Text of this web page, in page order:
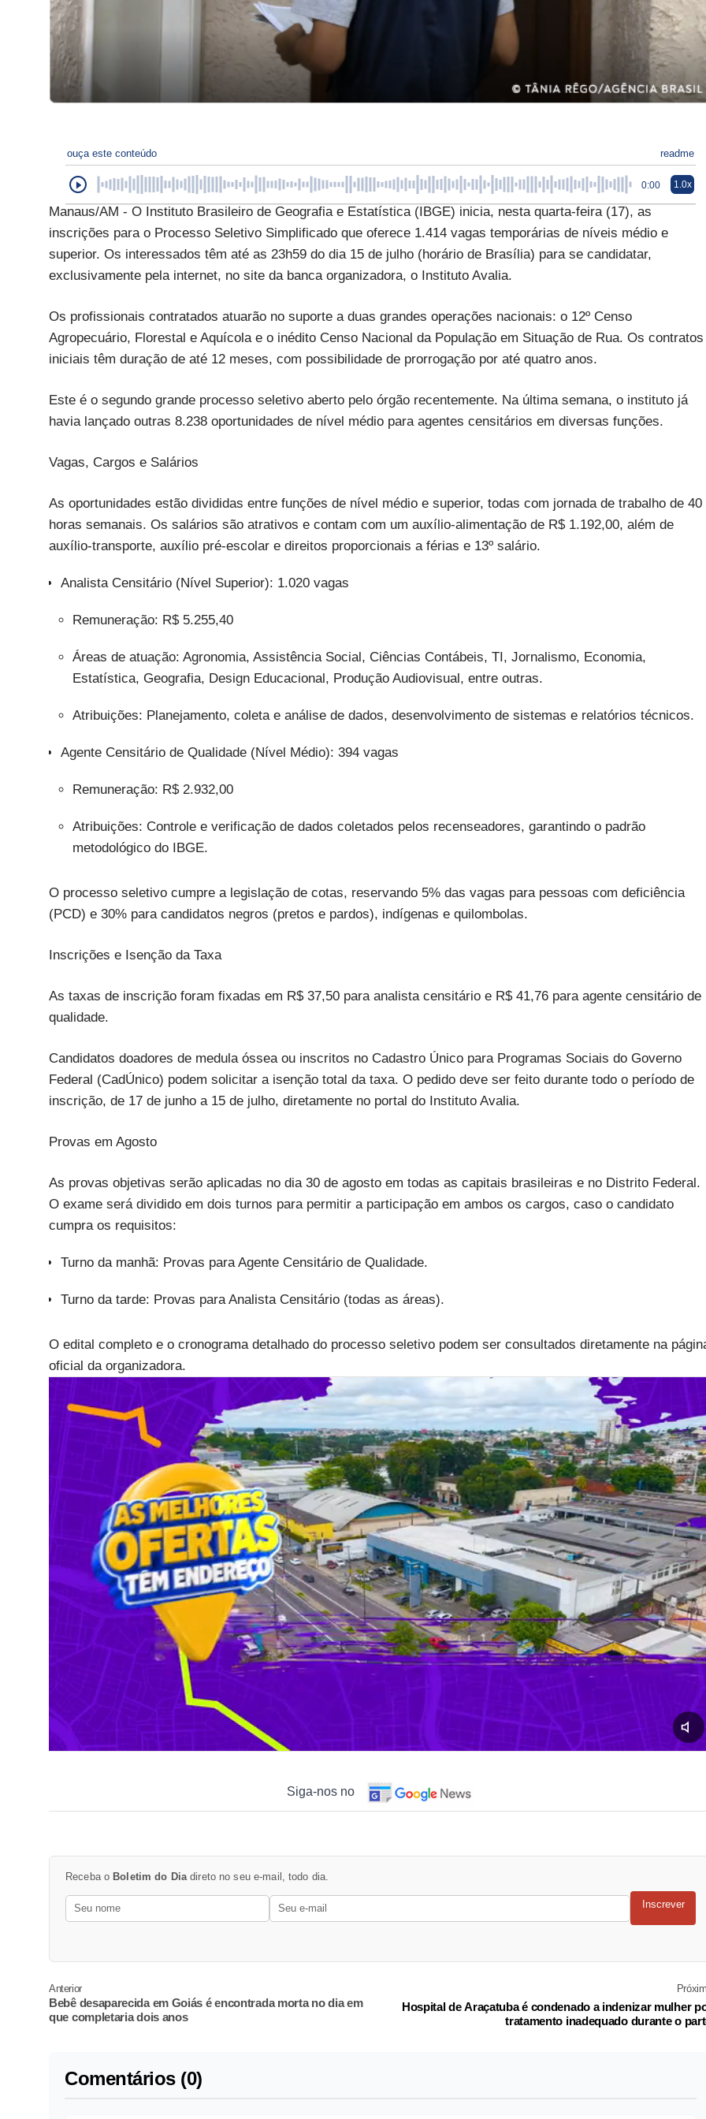
ouça este conteúdo readme
0:00 1.0x
Manaus/AM - O Instituto Brasileiro de Geografia e Estatística (IBGE) inicia, nesta quarta-feira (17), as
inscrições para o Processo Seletivo Simplificado que oferece 1.414 vagas temporárias de níveis médio e
superior. Os interessados têm até as 23h59 do dia 15 de julho (horário de Brasília) para se candidatar,
exclusivamente pela internet, no site da banca organizadora, o Instituto Avalia.
Os profissionais contratados atuarão no suporte a duas grandes operações nacionais: o 12º Censo
Agropecuário, Florestal e Aquícola e o inédito Censo Nacional da População em Situação de Rua. Os contratos
iniciais têm duração de até 12 meses, com possibilidade de prorrogação por até quatro anos.
Este é o segundo grande processo seletivo aberto pelo órgão recentemente. Na última semana, o instituto já
havia lançado outras 8.238 oportunidades de nível médio para agentes censitários em diversas funções.
Vagas, Cargos e Salários
As oportunidades estão divididas entre funções de nível médio e superior, todas com jornada de trabalho de 40
horas semanais. Os salários são atrativos e contam com um auxílio-alimentação de R$ 1.192,00, além de
auxílio-transporte, auxílio pré-escolar e direitos proporcionais a férias e 13º salário.
Analista Censitário (Nível Superior): 1.020 vagas
Remuneração: R$ 5.255,40
Áreas de atuação: Agronomia, Assistência Social, Ciências Contábeis, TI, Jornalismo, Economia,
Estatística, Geografia, Design Educacional, Produção Audiovisual, entre outras.
Atribuições: Planejamento, coleta e análise de dados, desenvolvimento de sistemas e relatórios técnicos.
Agente Censitário de Qualidade (Nível Médio): 394 vagas
Remuneração: R$ 2.932,00
Atribuições: Controle e verificação de dados coletados pelos recenseadores, garantindo o padrão
metodológico do IBGE.
O processo seletivo cumpre a legislação de cotas, reservando 5% das vagas para pessoas com deficiência
(PCD) e 30% para candidatos negros (pretos e pardos), indígenas e quilombolas.
Inscrições e Isenção da Taxa
As taxas de inscrição foram fixadas em R$ 37,50 para analista censitário e R$ 41,76 para agente censitário de
qualidade.
Candidatos doadores de medula óssea ou inscritos no Cadastro Único para Programas Sociais do Governo
Federal (CadÚnico) podem solicitar a isenção total da taxa. O pedido deve ser feito durante todo o período de
inscrição, de 17 de junho a 15 de julho, diretamente no portal do Instituto Avalia.
Provas em Agosto
As provas objetivas serão aplicadas no dia 30 de agosto em todas as capitais brasileiras e no Distrito Federal.
O exame será dividido em dois turnos para permitir a participação em ambos os cargos, caso o candidato
cumpra os requisitos:
Turno da manhã: Provas para Agente Censitário de Qualidade.
Turno da tarde: Provas para Analista Censitário (todas as áreas).
O edital completo e o cronograma detalhado do processo seletivo podem ser consultados diretamente na
oficial da organizadora.
Siga-nos no
Receba o Boletim do Dia direto no seu e-mail, todo dia.
Inscrever
Anterior
Bebê desaparecida em Goiás é encontrada morta no dia em
que completaria dois anos
Hospital de Araçatuba é condenado a indenizar mulher
tratamento inadequado durante o
Comentários (0)